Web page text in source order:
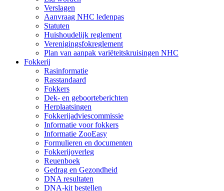
Verslagen
Aanvraag NHC ledenpas
Statuten
Huishoudelijk reglement
Verenigingsfokreglement
Plan van aanpak variëteitskruisingen NHC
Fokkerij
Rasinformatie
Rasstandaard
Fokkers
Dek- en geboorteberichten
Herplaatsingen
Fokkerijadviescommissie
Informatie voor fokkers
Informatie ZooEasy
Formulieren en documenten
Fokkerijoverleg
Reuenboek
Gedrag en Gezondheid
DNA resultaten
DNA-kit bestellen